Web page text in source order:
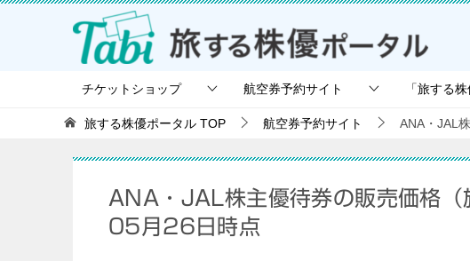
チケットショップ 航空券予約サイト 「旅する
旅する株優ポータル TOP 航空券予約サイト ANA・JAL
ANA・JAL株主優待券の販売価格
05月26日時点